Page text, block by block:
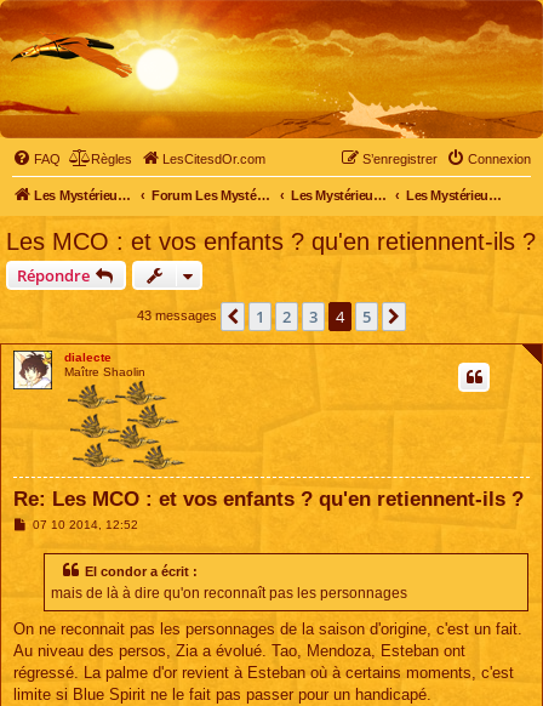
FAQ Règles LesCitesdOr.com Connexion
S’enregistrer
Les Mystérieuses Cités d'Or - LesCitesdOr.com Forum Les Mystérieuses Cités d'Or Les Mystérieuses Cités d'Or Les Mystérieuses Cités d'Or : saison 2 (2013)
Les MCO : et vos enfants ? qu'en retiennent-ils ?
Répondre
43 messages Précédente
1 2 3 4 5
dialecte
Maître Shaolin
Re: Les MCO : et vos enfants ? qu'en retiennent-ils ?
M07 10 2014, 12:52
El condor a écrit :
mais de là à dire qu'on reconnaît pas les personnages
On ne reconnait pas les personnages de la saison d'origine, c'est un fait.
Au niveau des persos, Zia a évolué. Tao, Mendoza, Esteban ont
régressé. La palme d'or revient à Esteban où à certains moments, c'est
limite si Blue Spirit ne le fait pas passer pour un handicapé.